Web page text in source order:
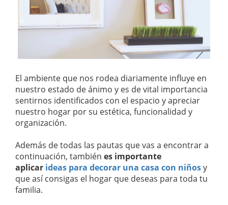
El ambiente que nos rodea diariamente influye en
nuestro estado de ánimo y es de vital importancia
sentirnos identificados con el espacio y apreciar
nuestro hogar por su estética, funcionalidad y
organización.
Además de todas las pautas que vas a encontrar a
continuación, también es importante
aplicar ideas para decorar una casa con niñosy
que así consigas el hogar que deseas para toda tu
familia.